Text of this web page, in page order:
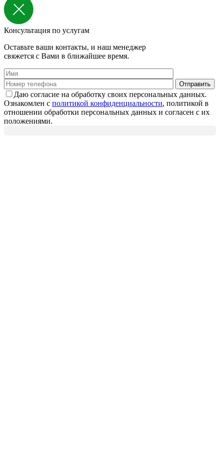
Консультация по услугам
Оставьте ваши контакты, и наш менеджер
свяжется с Вами в ближайшее время.
Даю согласие на обработку своих персональных данных.
Ознакомлен с политикой конфиденциальности, политикой в
отношении обработки персональных данных и согласен с их
положениями.